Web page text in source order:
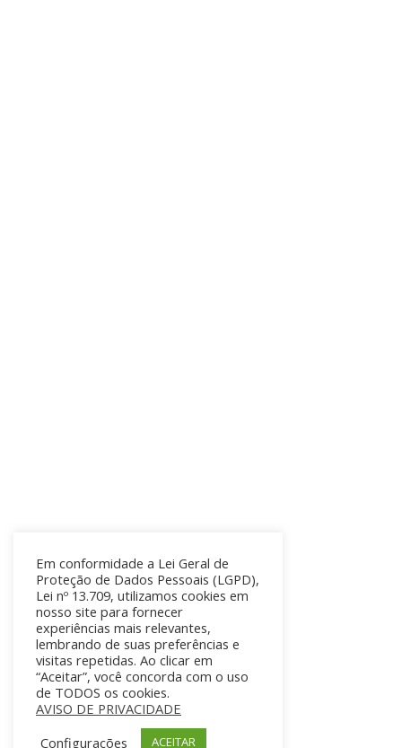
Em conformidade a Lei Geral de
Proteção de Dados Pessoais (LGPD),
Lei nº 13.709, utilizamos cookies em
nosso site para fornecer
experiências mais relevantes,
lembrando de suas preferências e
visitas repetidas. Ao clicar em
“Aceitar”, você concorda com o uso
de TODOS os cookies.
AVISO DE PRIVACIDADE
Configurações
ACEITAR